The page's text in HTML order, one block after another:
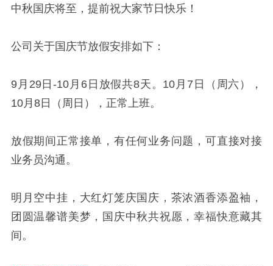
中秋国庆将至，提前祝大家节日快乐！
公司关于国庆节放假安排如下：
9月29日-10月6日放假共8天。10月7日（周六），
10月8日（周日），正常上班。
放假期间正常接单，有任何业务问题，可直接对接
业务员沟通。
明月空中挂，大红灯笼庆国庆，茶浓酒香添盈袖，
团圆温馨谱美梦，国庆中秋共祝愿，幸福快意藏其
间。